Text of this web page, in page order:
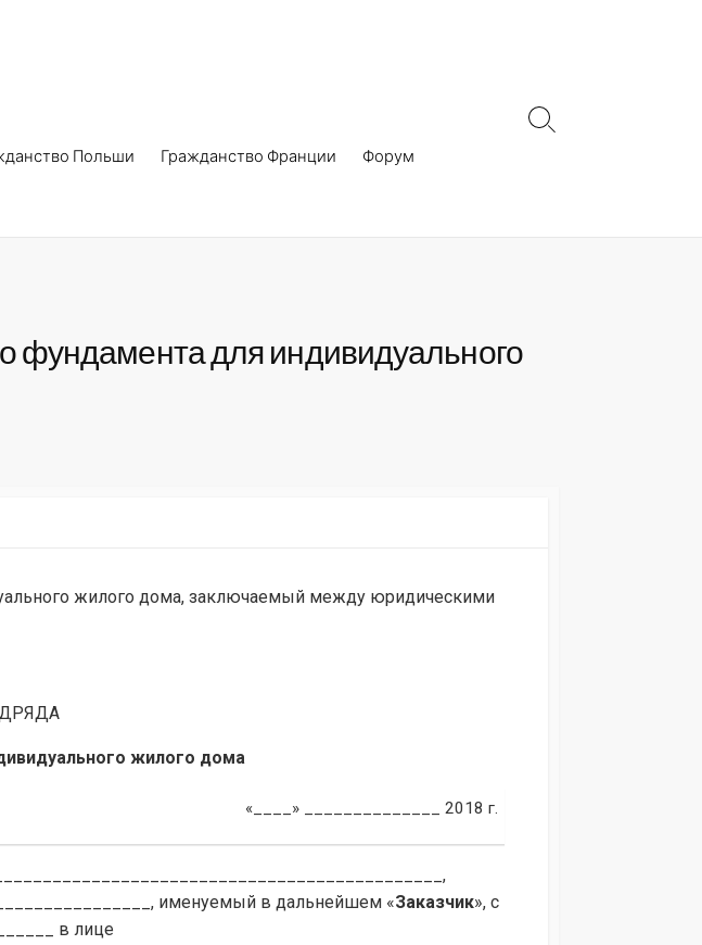
Польши Гражданство Франции Форум
Search
фундамента для индивидуального
жилого дома, заключаемый между юридическими
жилого дома
«____» ______________ 2018 г.
именуемый в дальнейшем «Заказчик», с
в лице